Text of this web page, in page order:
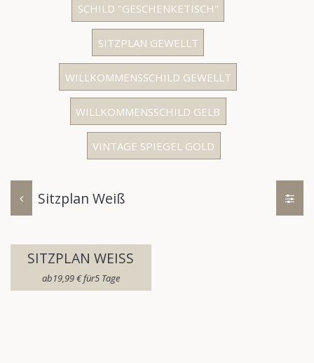
SCHILD "GESCHENKETISCH"
SITZPLAN GEWELLT
WILLKOMMENSSCHILD GEWELLT
WILLKOMMENSSCHILD GELB
VINTAGE SPIEGEL GOLD
Sitzplan Weiß
SITZPLAN WEISS
ab​19,99€für​5 Tage